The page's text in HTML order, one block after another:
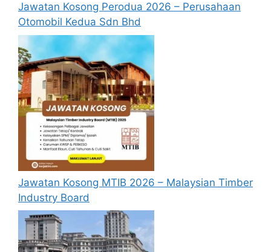
Jawatan Kosong Perodua 2026 – Perusahaan
Otomobil Kedua Sdn Bhd
Jawatan Kosong MTIB 2026 – Malaysian Timber
Industry Board